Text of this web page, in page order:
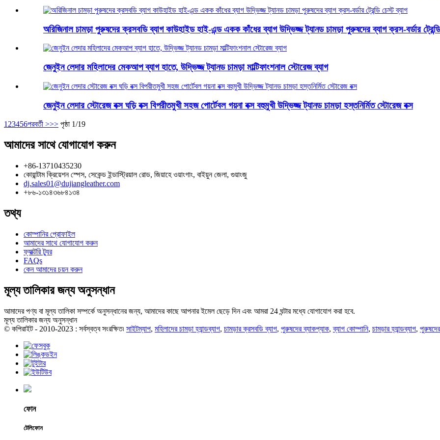
অরিজিনাল চামড়া পুরুষদের ক্রসবডি ব্যাগ কাউহাইড হাই-এন্ড একক কাঁধের ব্যাগ উদ্ভিজ্জ ট্যানড চামড়া পুরুষদের ব্যাগ ক্রস-বর্ডার
জেনুইন লেদার মহিলাদের মেকআপ ব্যাগ হাতে, উদ্ভিজ্জ ট্যানড চামড়া মাল্টিফাংশনাল স্টোরেজ ব্যাগ
জেনুইন লেদার স্টোরেজ বক্স ঘড়ি বক্স বিপরীতমুখী সহজ পোর্টেবল গয়না বক্স বহুমুখী উদ্ভিজ্জ ট্যানড চামড়া হস্তনির্মিত স্টোরেজ বক্স
1 23456পরবর্তী >>> পৃষ্ঠা 1/19
আমাদের সাথে যোগাযোগ করুন
+86-13710435230
কোয়ান্টাম ক্রিয়েশন স্পেস, সেকেন্ড ইন্ডাস্ট্রিয়াল রোড, জিয়াহে ওয়াংগাং, বাইয়ুন জেলা, গুয়াংজু
dj.sales01@dujiangleather.com
+৮৬-১৩১৪৩৬৮৪১৩৪
তথ্য
কোম্পানির প্রোফাইল
আমাদের সাথে যোগাযোগ করুন
ফ্যাক্টরি ট্যুর
FAQs
কেন আমাদের চয়ন করুন
মূল্য তালিকার জন্য অনুসন্ধান
আমাদের পণ্য বা মূল্য তালিকা সম্পর্কে অনুসন্ধানের জন্য, আমাদের কাছে আপনার ইমেল ছেড়ে দিন এবং আমরা 24 ঘন্টার মধ্যে যোগাযোগ করা হবে.
মূল্য তালিকার জন্য অনুসন্ধান
© কপিরাইট - 2010-2023 : সর্বস্বত্ব সংরক্ষিত৷ সাইটম্যাপ, মহিলাদের চামড়া হ্যান্ডব্যাগ, চামড়ার ক্রসবডি ব্যাগ, পুরুষদের ব্যাকপ্যাক,ব্যাগ কোম্পানি, চামড়ার হ্যান্ডব্যাগ,
ফোন
টেলিফোন